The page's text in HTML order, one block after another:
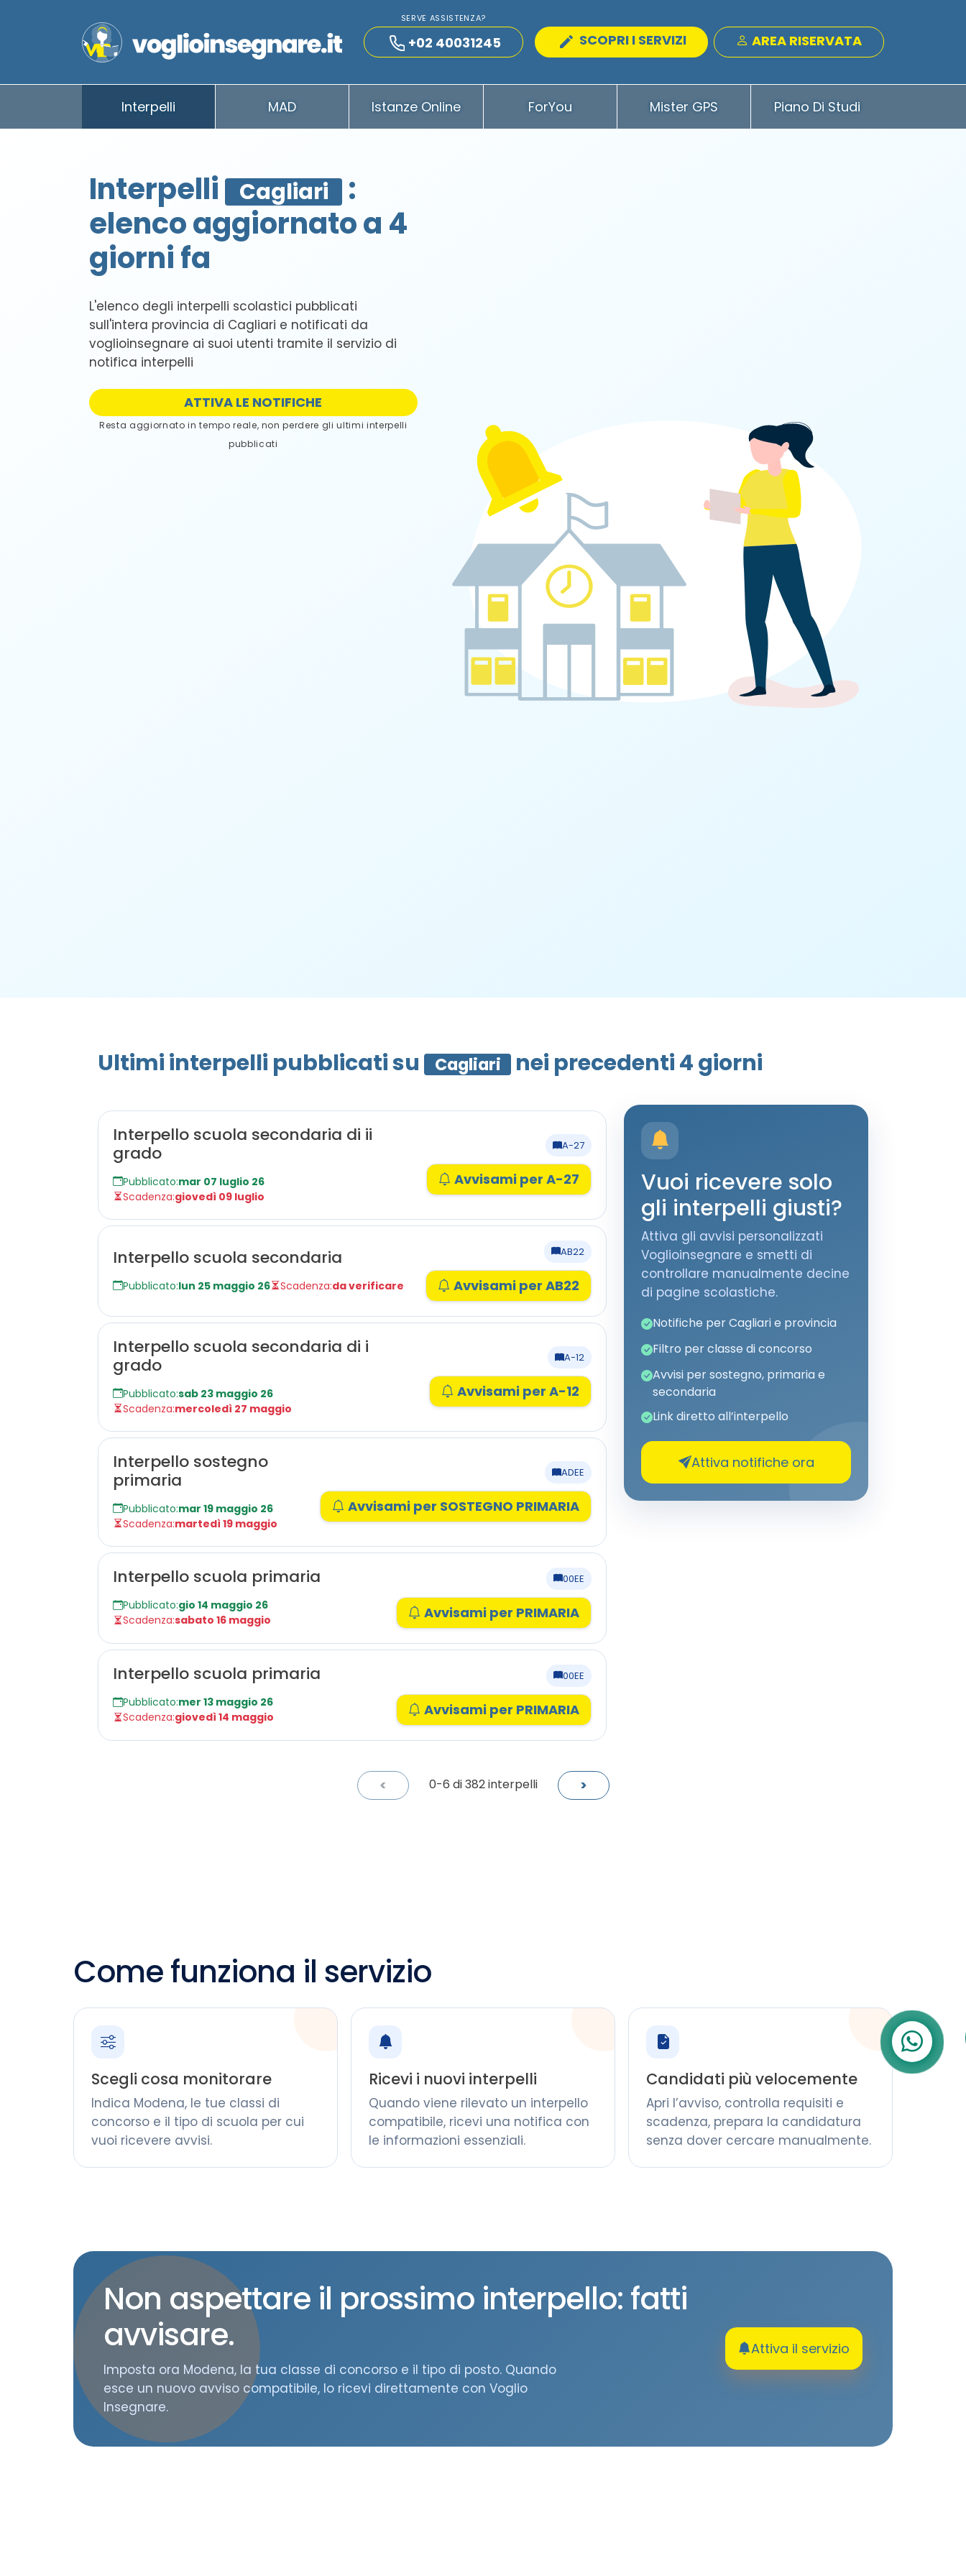
SERVE ASSISTENZA?
+02 40031245 SCOPRI I SERVIZI AREA RISERVATA
Interpelli MAD Istanze Online ForYou Mister GPS Piano Di Studi
Interpelli Cagliari
:
elenco aggiornato a 4
giorni fa
L'elenco degli interpelli scolastici pubblicati
sull'intera provincia di Cagliari e notificati da
voglioinsegnare ai suoi utenti tramite il servizio di
notifica interpelli
ATTIVA LE NOTIFICHE
Resta aggiornato in tempo reale, non perdere gli ultimi interpelli
pubblicati
Ultimi interpelli pubblicati su Cagliari nei precedenti 4 giorni
Interpello scuola secondaria di ii
grado
Pubblicato:mar 07 luglio 26
Scadenza:giovedì 09 luglio
A-27
Avvisami per A-27
Interpello scuola secondaria
Pubblicato:lun 25 maggio 26 Scadenza:da verificare
AB22
Avvisami per AB22
Interpello scuola secondaria di i
grado
Pubblicato:sab 23 maggio 26
Scadenza:mercoledì 27 maggio
A-12
Avvisami per A-12
Interpello sostegno
primaria
Pubblicato:mar 19 maggio 26
Scadenza:martedì 19 maggio
ADEE
Avvisami per SOSTEGNO PRIMARIA
Interpello scuola primaria
Pubblicato:gio 14 maggio 26
Scadenza:sabato 16 maggio
00EE
Avvisami per PRIMARIA
Interpello scuola primaria
Pubblicato:mer 13 maggio 26
Scadenza:giovedì 14 maggio
00EE
Avvisami per PRIMARIA
Vuoi ricevere solo
gli interpelli giusti?
Attiva gli avvisi personalizzati
Voglioinsegnare e smetti di
controllare manualmente decine
di pagine scolastiche.
Notifiche per Cagliari e provincia
Filtro per classe di concorso
Avvisi per sostegno, primaria e
secondaria
Link diretto all’interpello
Attiva notifiche ora
< 0-6 di 382 interpelli >
Come funziona il servizio
Scegli cosa monitorare
Indica Modena, le tue classi di
concorso e il tipo di scuola per cui
vuoi ricevere avvisi.
Ricevi i nuovi interpelli
Quando viene rilevato un interpello
compatibile, ricevi una notifica con
le informazioni essenziali.
Candidati più velocemente
Apri l’avviso, controlla requisiti e
scadenza, prepara la candidatura
senza dover cercare manualmente.
Non aspettare il prossimo interpello: fatti
avvisare.
Imposta ora Modena, la tua classe di concorso e il tipo di posto. Quando
esce un nuovo avviso compatibile, lo ricevi direttamente con Voglio
Insegnare.
Attiva il servizio